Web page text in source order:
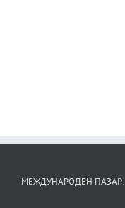
МЕЖДУНАРОДЕН ПАЗАР: